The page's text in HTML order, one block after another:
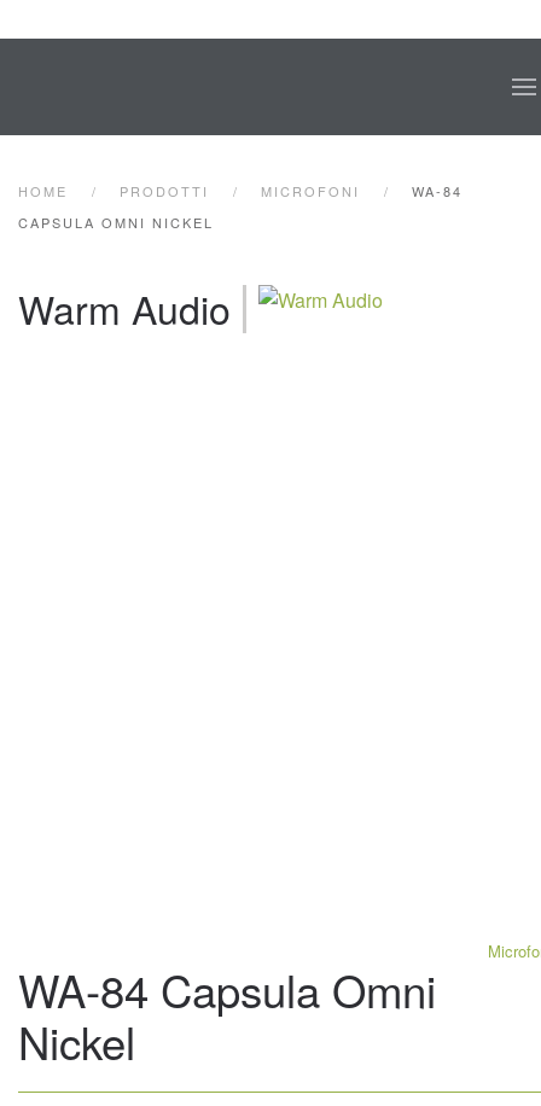
HOME PRODOTTI MICROFONI
WA-84
CAPSULA OMNI NICKEL
Warm Audio
WA-84 Capsula Omni
Nickel